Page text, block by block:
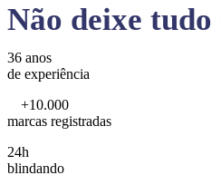
Não deixe
36 anos
de experiência
+10.000
marcas registradas
24h
blindando